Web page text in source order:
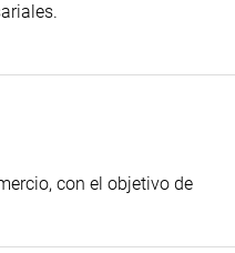
con el objetivo de